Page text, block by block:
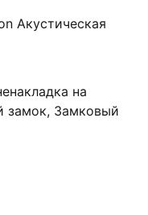
Акустическая
на
замок, Замковый